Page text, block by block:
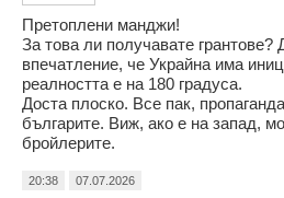
Претоплени манджи!
За това ли получавате грантове?
впечатление, че Украйна има
реалността е на 180 градуса.
Доста плоско. Все пак,
българите. Виж, ако е на запад,
бройлерите.
20:38 07.07.2026